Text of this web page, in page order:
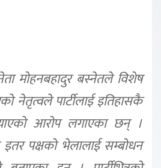
मोहनबहादुर बस्नेतले विशेष
नेतृत्वले पार्टीलाई इतिहासकै
आरोप लगाएका छन् ।
इतर पक्षकाे भेलालाई सम्बोधन